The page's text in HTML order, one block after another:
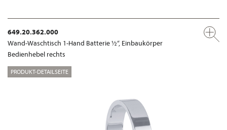
649.20.362.000
Wand-Waschtisch 1-Hand Batterie ½“, Einbaukörper
Bedienhebel rechts
PRODUKT-DETAILSEITE